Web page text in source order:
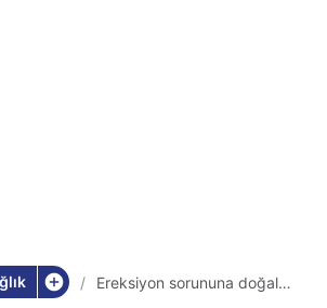
Ereksiyon sorununa doğal